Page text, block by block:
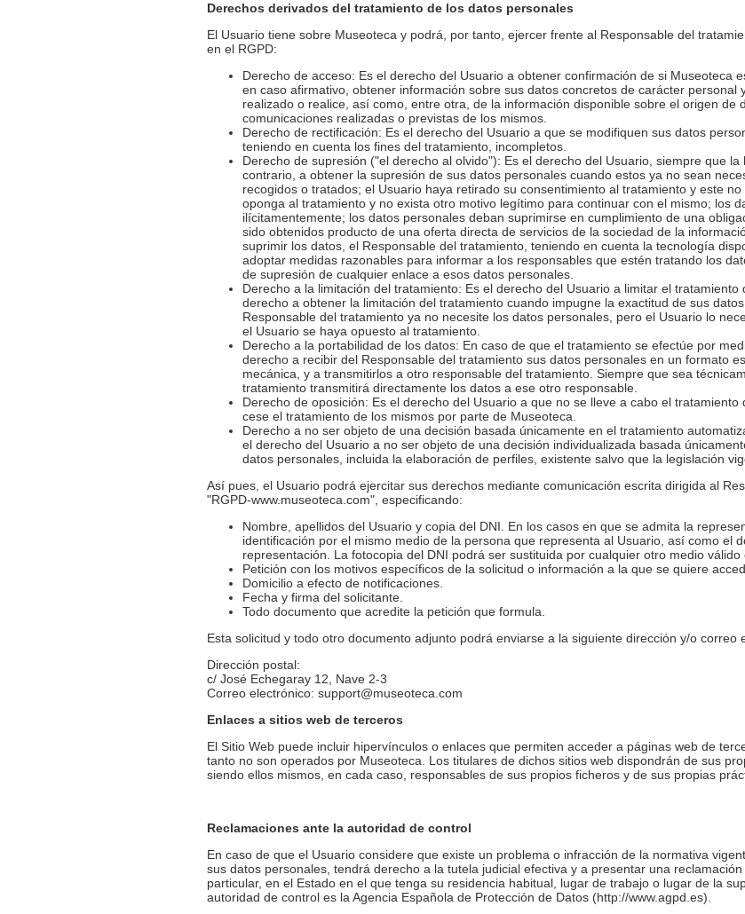
Derechos derivados del tratamiento de los datos personales
El Usuario tiene sobre Museoteca y podrá, por tanto, ejercer frente al Responsable del
en el RGPD:
Derecho de acceso: Es el derecho del Usuario a obtener confirmación de si Museoteca
en caso afirmativo, obtener información sobre sus datos concretos de carácter personal
realizado o realice, así como, entre otra, de la información disponible sobre el origen de
comunicaciones realizadas o previstas de los mismos.
Derecho de rectificación: Es el derecho del Usuario a que se modifiquen sus datos
teniendo en cuenta los fines del tratamiento, incompletos.
Derecho de supresión ("el derecho al olvido"): Es el derecho del Usuario, siempre que
contrario, a obtener la supresión de sus datos personales cuando estos ya no sean
recogidos o tratados; el Usuario haya retirado su consentimiento al tratamiento y este
oponga al tratamiento y no exista otro motivo legítimo para continuar con el mismo; los
ilícitamentemente; los datos personales deban suprimirse en cumplimiento de una
sido obtenidos producto de una oferta directa de servicios de la sociedad de la
suprimir los datos, el Responsable del tratamiento, teniendo en cuenta la tecnología
adoptar medidas razonables para informar a los responsables que estén tratando los
de supresión de cualquier enlace a esos datos personales.
Derecho a la limitación del tratamiento: Es el derecho del Usuario a limitar el
derecho a obtener la limitación del tratamiento cuando impugne la exactitud de sus
Responsable del tratamiento ya no necesite los datos personales, pero el Usuario lo
el Usuario se haya opuesto al tratamiento.
Derecho a la portabilidad de los datos: En caso de que el tratamiento se efectúe por
derecho a recibir del Responsable del tratamiento sus datos personales en un formato
mecánica, y a transmitirlos a otro responsable del tratamiento. Siempre que sea
tratamiento transmitirá directamente los datos a ese otro responsable.
Derecho de oposición: Es el derecho del Usuario a que no se lleve a cabo el
cese el tratamiento de los mismos por parte de Museoteca.
Derecho a no ser objeto de una decisión basada únicamente en el tratamiento
el derecho del Usuario a no ser objeto de una decisión individualizada basada
datos personales, incluida la elaboración de perfiles, existente salvo que la legislación
Así pues, el Usuario podrá ejercitar sus derechos mediante comunicación escrita dirigida al
"RGPD-www.museoteca.com", especificando:
Nombre, apellidos del Usuario y copia del DNI. En los casos en que se admita la
identificación por el mismo medio de la persona que representa al Usuario, así como el
representación. La fotocopia del DNI podrá ser sustituida por cualquier otro medio
Petición con los motivos específicos de la solicitud o información a la que se quiere
Domicilio a efecto de notificaciones.
Fecha y firma del solicitante.
Todo documento que acredite la petición que formula.
Esta solicitud y todo otro documento adjunto podrá enviarse a la siguiente dirección y/o correo
Dirección postal:
c/ José Echegaray 12, Nave 2-3
Correo electrónico: support@museoteca.com
Enlaces a sitios web de terceros
El Sitio Web puede incluir hipervínculos o enlaces que permiten acceder a páginas web de
tanto no son operados por Museoteca. Los titulares de dichos sitios web dispondrán de sus
siendo ellos mismos, en cada caso, responsables de sus propios ficheros y de sus propias
Reclamaciones ante la autoridad de control
En caso de que el Usuario considere que existe un problema o infracción de la normativa
sus datos personales, tendrá derecho a la tutela judicial efectiva y a presentar una
particular, en el Estado en el que tenga su residencia habitual, lugar de trabajo o lugar de la
autoridad de control es la Agencia Española de Protección de Datos (http://www.agpd.es).